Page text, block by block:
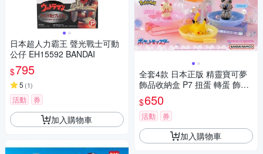
日本超人力霸王 聲光戰士可動
公仔 EH15592 BANDAI
$795
5 (1)
活動 券
加入購物車
全套4款 日本正版 精靈寶可夢
飾品收納盒 P7 扭蛋 轉蛋 飾品
盒 皮卡丘 神奇寶貝 BANDAI 萬
代 - 023117
$650
活動 券
加入購物車